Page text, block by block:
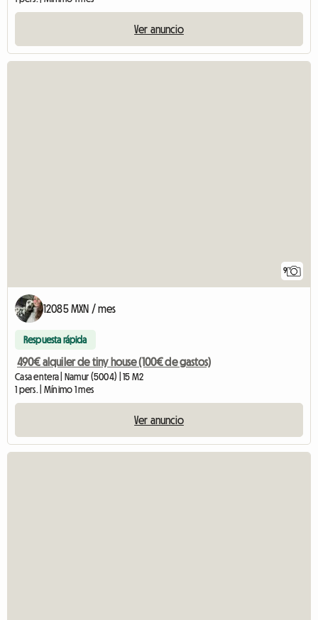
Ver anuncio
9
12085 MXN / mes
Respuesta rápida
490€ alquiler de tiny house (100€ de gastos)
Casa entera | Namur (5004) | 15 M2
1 pers. | Mínimo 1 mes
Ver anuncio